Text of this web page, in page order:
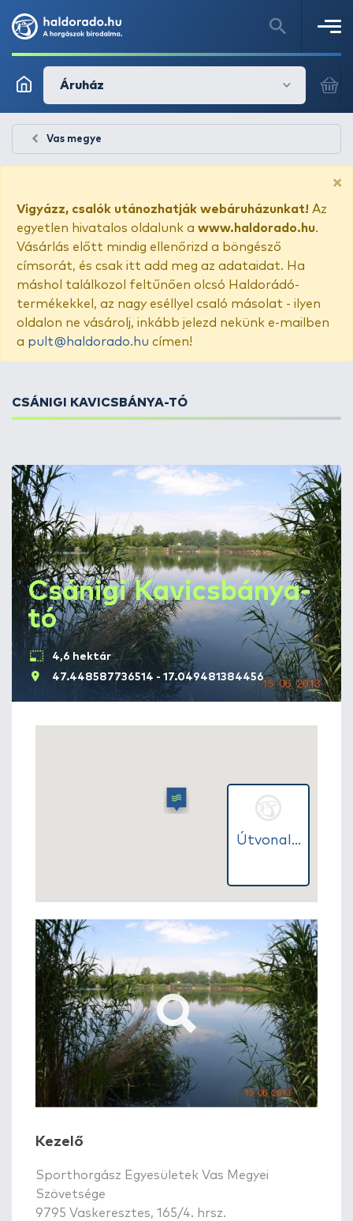
Áruház
Vas megye
×
Vigyázz, csalók utánozhatják webáruházunkat! Az
egyetlen hivatalos oldalunk a www.haldorado.hu.
Vásárlás előtt mindig ellenőrizd a böngésző
címsorát, és csak itt add meg az adataidat. Ha
máshol találkozol feltűnően olcsó Haldorádó-
termékekkel, az nagy eséllyel csaló másolat - ilyen
oldalon ne vásárolj, inkább jelezd nekünk e-mailben
a pult@haldorado.hu címen!
CSÁNIGI KAVICSBÁNYA-TÓ
Csánigi Kavicsbánya-
tó
4,6 hektár
47.448587736514 - 17.049481384456
Útvonal...
Kezelő
Sporthorgász Egyesületek Vas Megyei
Szövetsége
9795 Vaskeresztes, 165/4. hrsz.